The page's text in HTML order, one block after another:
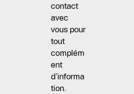
contact
avec
vous pour
tout
complém
ent
d’informa
tion.